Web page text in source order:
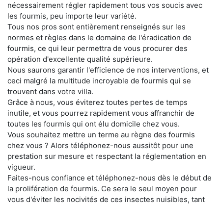
nécessairement régler rapidement tous vos soucis avec
les fourmis, peu importe leur variété.
Tous nos pros sont entièrement renseignés sur les
normes et règles dans le domaine de l'éradication de
fourmis, ce qui leur permettra de vous procurer des
opération d'excellente qualité supérieure.
Nous saurons garantir l'efficience de nos interventions, et
ceci malgré la multitude incroyable de fourmis qui se
trouvent dans votre villa.
Grâce à nous, vous éviterez toutes pertes de temps
inutile, et vous pourrez rapidement vous affranchir de
toutes les fourmis qui ont élu domicile chez vous.
Vous souhaitez mettre un terme au règne des fourmis
chez vous ? Alors téléphonez-nous aussitôt pour une
prestation sur mesure et respectant la réglementation en
vigueur.
Faites-nous confiance et téléphonez-nous dès le début de
la prolifération de fourmis. Ce sera le seul moyen pour
vous d'éviter les nocivités de ces insectes nuisibles, tant